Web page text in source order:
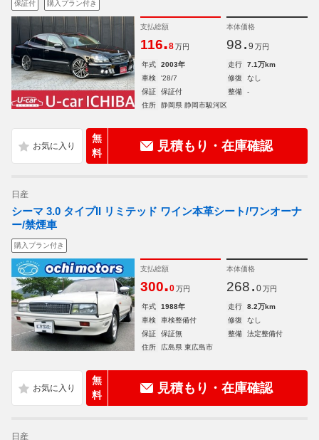
保証付 購入プラン付き
支払総額
116.8 万円
本体価格
98. 9 万円
年式 2003年 走行
7.1万km
車検
'28/7 修復
なし
保証
保証付 整備
-
住所
静岡県 静岡市駿河区
無
料
見積もり・在庫確認
日産
シーマ 3.0 タイプII リミテッド ワイン本革シート/ワンオーナ
ー/禁煙車
購入プラン付き
支払総額
300.0 万円
本体価格
268. 0 万円
年式 1988年 走行
8.2万km
車検
車検整備付 修復
なし
保証
保証無 整備
法定整備付
住所
広島県 東広島市
無
料
見積もり・在庫確認
日産